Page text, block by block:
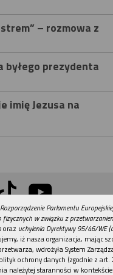
– rozmowa z
byłego prezydenta
imię Jezusa na
Reklama
Patronaty
REKLAMA
Rozporządzenie Parlamentu
w związku z
oraz uchylenia Dyrektywy 95/46/WE
iż nasza organizacja, mając
wdrożyła System
ochrony danych (zgodnie z art.
należytej staranności w